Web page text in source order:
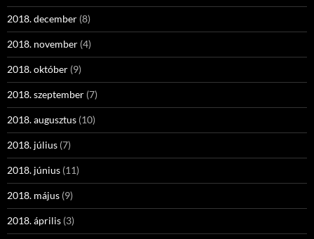
2018. december (8)
2018. november (4)
2018. október (9)
2018. szeptember (7)
2018. augusztus (10)
2018. július (7)
2018. június (11)
2018. május (9)
2018. április (3)